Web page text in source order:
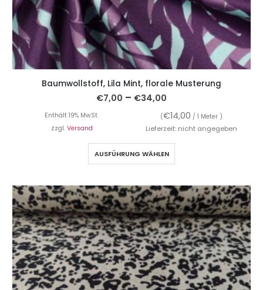
Baumwollstoff, Lila Mint, florale Musterung
€7,00 – €34,00
Enthält 19% MwSt. (€14,00 / 1 Meter )
zzgl. Versand Lieferzeit: nicht angegeben
AUSFÜHRUNG WÄHLEN